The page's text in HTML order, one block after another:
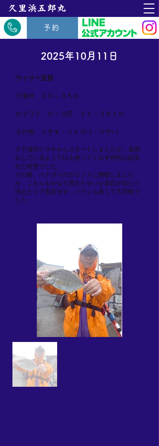
​久里浜五郎丸
予約
2025年10月11日
ウィリー五目
下浦沖 ２０～３５ｍ
カイワリ ０～３匹 ２１～２８ｃｍ
その他 イサキ・イトヨリ・マサバ
※下浦沖イサキからスタートしましたが、底荒
れしているようで口を使ってくれず何匹か顔見
れた程度でした。
その後、ハナダイのポイントに移動しました
が、こちらもかなり荒れたせいか反応が出たり
消えたりで安定せず、バラシも多くて大苦戦で
した。